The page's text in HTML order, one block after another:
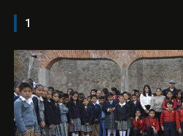
1